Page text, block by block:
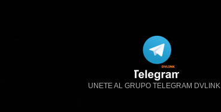
UNETE AL GRUPO TELEGRAM DVLINK